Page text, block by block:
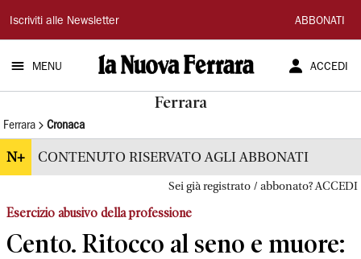
La
Nuova
Ferrara
Iscriviti alle Newsletter ABBONATI
MENU ACCEDI
Ferrara
Ferrara Cronaca
N+ CONTENUTO RISERVATO AGLI ABBONATI
Sei già registrato / abbonato? ACCEDI
Esercizio abusivo della professione
Cento. Ritocco al seno e muore: